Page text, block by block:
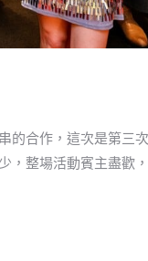
的合作，這次是第三
，整場活動賓主盡歡